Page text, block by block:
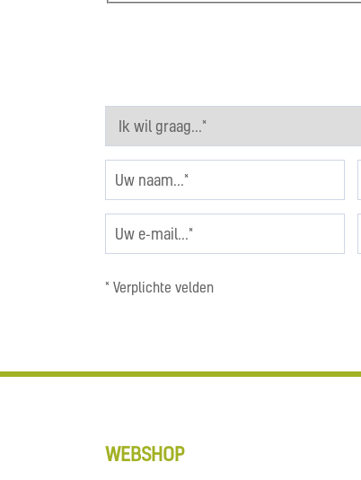
* Verplichte velden
WEBSHOP